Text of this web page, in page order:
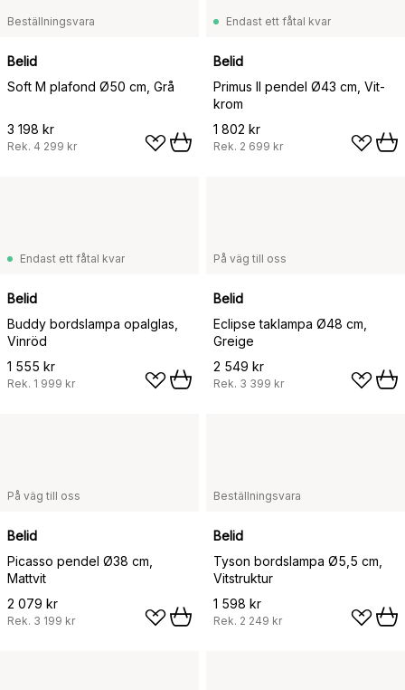
Beställningsvara
Belid
Soft M plafond Ø50 cm, Grå
3 198 kr
Rek. 4 299 kr
Endast ett fåtal kvar
Belid
Primus II pendel Ø43 cm, Vit-
krom
1 802 kr
Rek. 2 699 kr
Endast ett fåtal kvar
Belid
Buddy bordslampa opalglas,
Vinröd
1 555 kr
Rek. 1 999 kr
På väg till oss
Belid
Eclipse taklampa Ø48 cm,
Greige
2 549 kr
Rek. 3 399 kr
På väg till oss
Belid
Picasso pendel Ø38 cm,
Mattvit
2 079 kr
Rek. 3 199 kr
Beställningsvara
Belid
Tyson bordslampa Ø5,5 cm,
Vitstruktur
1 598 kr
Rek. 2 249 kr